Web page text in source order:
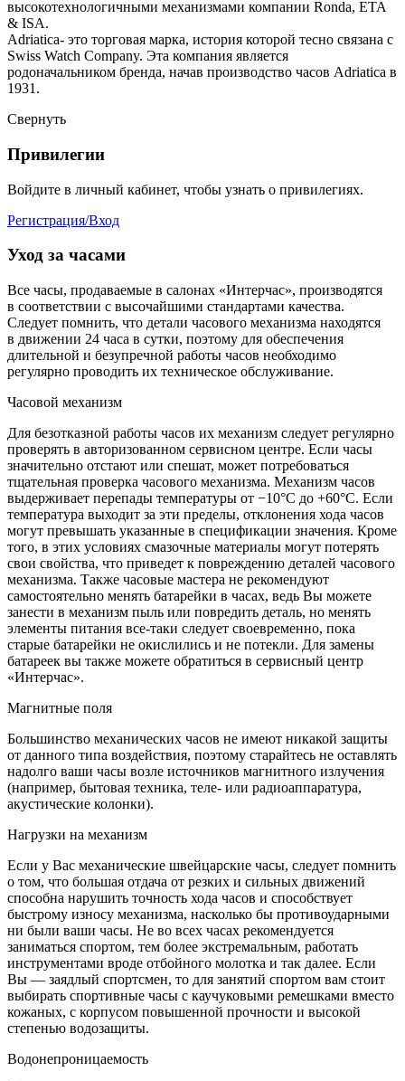
высокотехнологичными механизмами компании Ronda, ETA
& ISA.
Adriatica- это торговая марка, история которой тесно связана с
Swiss Watch Company. Эта компания является
родоначальником бренда, начав производство часов Adriatica в
1931.
Свернуть
Привилегии
Войдите в личный кабинет, чтобы узнать о привилегиях.
Регистрация/Вход
Уход за часами
Все часы, продаваемые в салонах «Интерчас», производятся
в соответствии с высочайшими стандартами качества.
Следует помнить, что детали часового механизма находятся
в движении 24 часа в сутки, поэтому для обеспечения
длительной и безупречной работы часов необходимо
регулярно проводить их техническое обслуживание.
Часовой механизм
Для безотказной работы часов их механизм следует регулярно
проверять в авторизованном сервисном центре. Если часы
значительно отстают или спешат, может потребоваться
тщательная проверка часового механизма. Механизм часов
выдерживает перепады температуры от −10°C до +60°C. Если
температура выходит за эти пределы, отклонения хода часов
могут превышать указанные в спецификации значения. Кроме
того, в этих условиях смазочные материалы могут потерять
свои свойства, что приведет к повреждению деталей часового
механизма. Также часовые мастера не рекомендуют
самостоятельно менять батарейки в часах, ведь Вы можете
занести в механизм пыль или повредить деталь, но менять
элементы питания все-таки следует своевременно, пока
старые батарейки не окислились и не потекли. Для замены
батареек вы также можете обратиться в сервисный центр
«Интерчас».
Магнитные поля
Большинство механических часов не имеют никакой защиты
от данного типа воздействия, поэтому старайтесь не оставлять
надолго ваши часы возле источников магнитного излучения
(например, бытовая техника, теле- или радиоаппаратура,
акустические колонки).
Нагрузки на механизм
Если у Вас механические швейцарские часы, следует помнить
о том, что большая отдача от резких и сильных движений
способна нарушить точность хода часов и способствует
быстрому износу механизма, насколько бы противоударными
ни были ваши часы. Не во всех часах рекомендуется
заниматься спортом, тем более экстремальным, работать
инструментами вроде отбойного молотка и так далее. Если
Вы — заядлый спортсмен, то для занятий спортом вам стоит
выбирать спортивные часы с каучуковыми ремешками вместо
кожаных, с корпусом повышенной прочности и высокой
степенью водозащиты.
Водонепроницаемость